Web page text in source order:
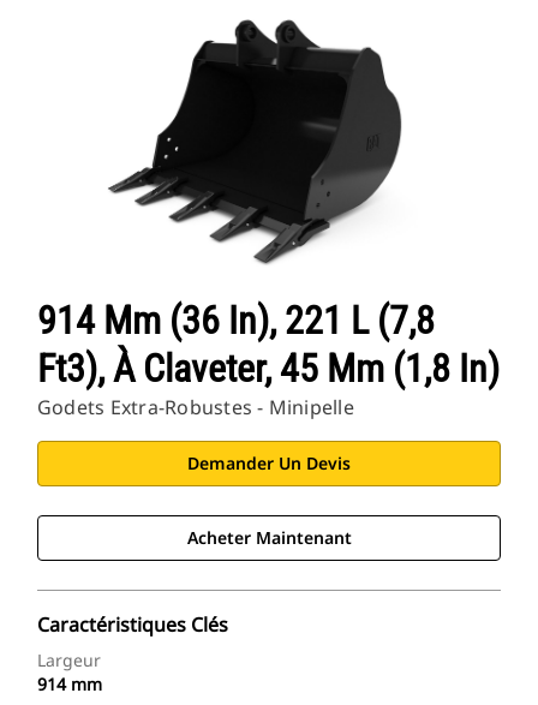
914 Mm (36 In), 221 L (7,8
Ft3), À Claveter, 45 Mm (1,8 In)
Godets Extra-Robustes - Minipelle
Demander Un Devis
Acheter Maintenant
Caractéristiques Clés
Largeur
914 mm